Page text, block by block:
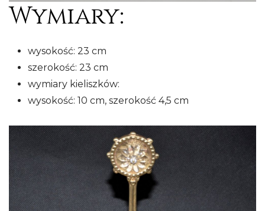
Wymiary:
wysokość: 23 cm
szerokość: 23 cm
wymiary kieliszków:
wysokość: 10 cm, szerokość 4,5 cm